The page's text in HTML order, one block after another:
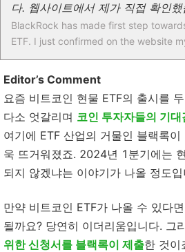
다. 웹사이트에서 제가 직접 확인
BlackRock has made first step
ETF. I just confirmed on the website
Editor’s Comment
요즘 비트코인 현물 ETF의 출시를
다소 엇갈리며 코인 투자자들의 기대
여기에 ETF 산업의 거물인 블랙록
욱 뜨거워졌죠. 2024년 1분기에는
되지 않겠냐는 이야기가 나올 정도입
만약 비트코인 ETF가 나올 수 있다
될까요? 당연히 이더리움입니다. 그
위한 신청서를 블랙록이 제출한 것이